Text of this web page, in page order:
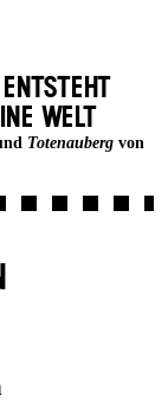
WELT
Totenaubergvon